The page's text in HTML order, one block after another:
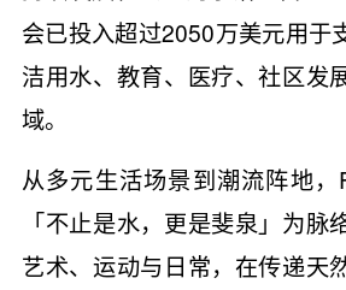
会已投入超过2050万美元用于
洁用水、教育、医疗、社区发
域。
从多元生活场景到潮流阵地，
「不止是水，更是斐泉」为脉
艺术、运动与日常，在传递天